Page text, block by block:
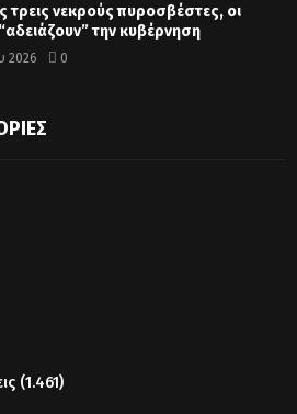
τρεις νεκρούς πυροσβέστες, οι
την κυβέρνηση
2026 0
(1.461)